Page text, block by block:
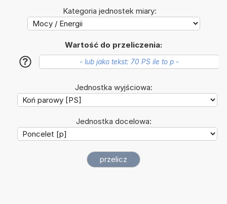
Kategoria jednostek miary:
Wartość do przeliczenia:
?
Jednostka wyjściowa:
Jednostka docelowa: